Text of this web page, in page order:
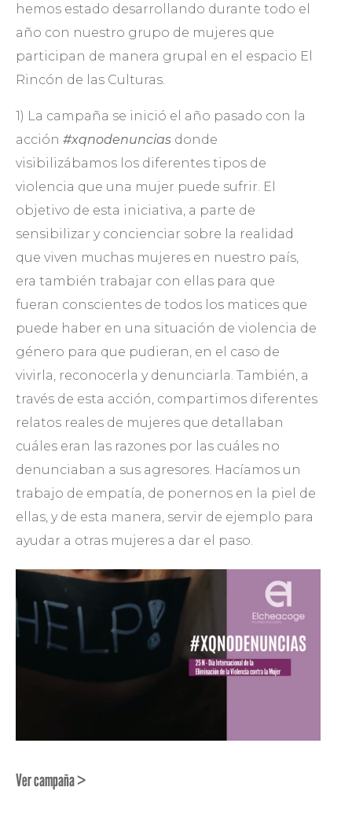
hemos estado desarrollando durante todo el
año con nuestro grupo de mujeres que
participan de manera grupal en el espacio El
Rincón de las Culturas.
1) La campaña se inició el año pasado con la
acción #xqnodenuncias donde
visibilizábamos los diferentes tipos de
violencia que una mujer puede sufrir. El
objetivo de esta iniciativa, a parte de
sensibilizar y concienciar sobre la realidad
que viven muchas mujeres en nuestro país,
era también trabajar con ellas para que
fueran conscientes de todos los matices que
puede haber en una situación de violencia de
género para que pudieran, en el caso de
vivirla, reconocerla y denunciarla. También, a
través de esta acción, compartimos diferentes
relatos reales de mujeres que detallaban
cuáles eran las razones por las cuáles no
denunciaban a sus agresores. Hacíamos un
trabajo de empatía, de ponernos en la piel de
ellas, y de esta manera, servir de ejemplo para
ayudar a otras mujeres a dar el paso.
Ver campaña >